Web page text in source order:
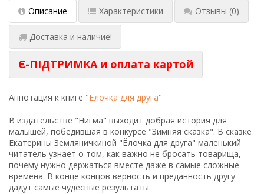
Описание Характеристики Отзывы (0)
Доставка и наличие!
Є-ПІДТРИМКА и оплата картой
Аннотация к книге "Ёлочка для друга"
В издательстве "Нигма" выходит добрая история для
малышей, победившая в конкурсе "Зимняя сказка". В сказке
Екатерины Земляничкиной "Ёлочка для друга" маленький
читатель узнает о том, как важно не бросать товарища,
почему нужно держаться вместе даже в самые сложные
времена. В конце концов верность и преданность другу
дадут самые чудесные результаты.